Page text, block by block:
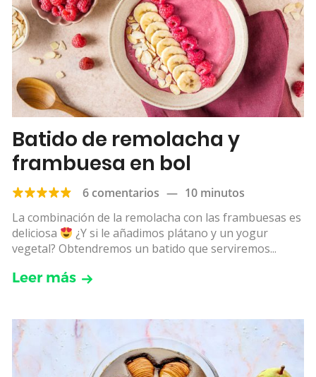
Batido de remolacha y
frambuesa en bol
6 comentarios — 10 minutos
La combinación de la remolacha con las frambuesas es
deliciosa
¿Y si le añadimos plátano y un yogur
vegetal? Obtendremos un batido que serviremos...
Leer más